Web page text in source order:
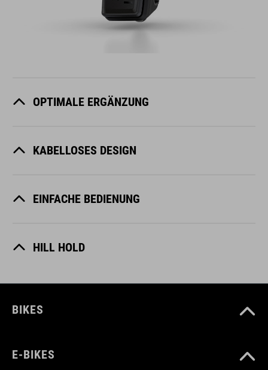
OPTIMALE ERGÄNZUNG
KABELLOSES DESIGN
EINFACHE BEDIENUNG
HILL HOLD
BIKES
E-BIKES